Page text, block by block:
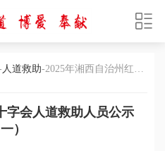
人道救助-2025年湘西自治州红十
字会人道救助人员公示
一）